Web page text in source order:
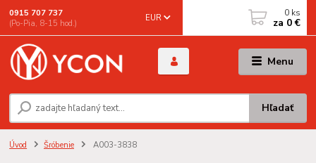
Menu
EUR
Hľadať
0915 707 737
(Po-Pia, 8-15 hod.)
0 ks
za 0 €
Úvod Šróbenie A003-3838